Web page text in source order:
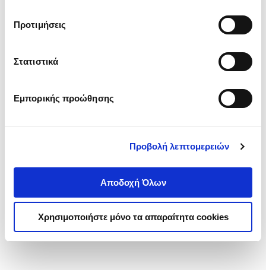
Προτιμήσεις
Στατιστικά
Εμπορικής προώθησης
Προβολή λεπτομερειών
Αποδοχή Όλων
Χρησιμοποιήστε μόνο τα απαραίτητα cookies